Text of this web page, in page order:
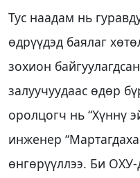
Тус наадам нь
өдрүүдэд баялаг
зохион
залуучуудаас өдөр
оролцогч нь “Хүннү
инженер
өнгөрүүллээ. Би